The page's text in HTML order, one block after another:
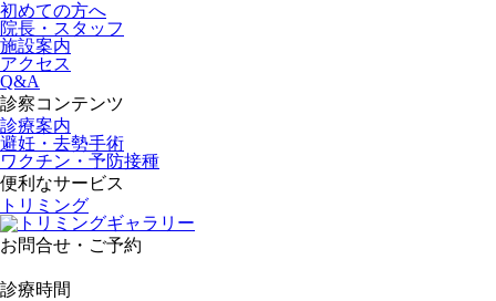
初めての方へ
院長・スタッフ
施設案内
アクセス
Q&A
診察コンテンツ
診療案内
避妊・去勢手術
ワクチン・予防接種
便利なサービス
トリミング
お問合せ・ご予約
診療時間